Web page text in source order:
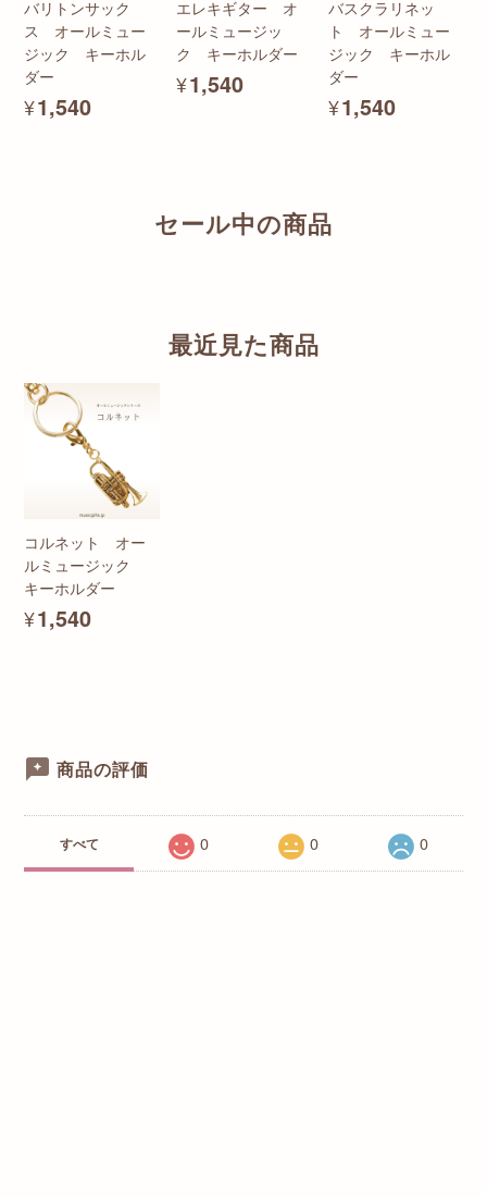
バリトンサック
ス オールミュー
ジック キーホル
ダー
¥1,540
エレキギター オ
ールミュージッ
ク キーホルダー
¥1,540
バスクラリネッ
ト オールミュー
ジック キーホル
ダー
¥1,540
セール中の商品
最近見た商品
コルネット オー
ルミュージック
キーホルダー
¥1,540
商品の評価
すべて 0 0 0